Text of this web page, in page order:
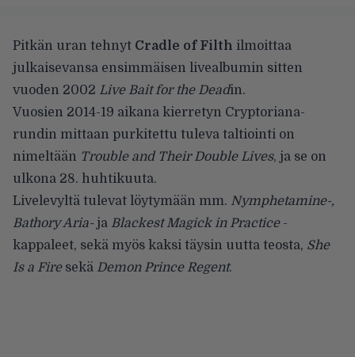
Pitkän uran tehnyt Cradle of Filth ilmoittaa
julkaisevansa ensimmäisen livealbumin sitten
vuoden 2002 Live Bait for the Deadin.
Vuosien 2014-19 aikana kierretyn Cryptoriana-
rundin mittaan purkitettu tuleva taltiointi on
nimeltään Trouble and Their Double Lives, ja se on
ulkona 28. huhtikuuta.
Livelevyltä tulevat löytymään mm. Nymphetamine-,
Bathory Aria- ja Blackest Magick in Practice-
kappaleet, sekä myös kaksi täysin uutta teosta, She
Is a Firesekä Demon Prince Regent.